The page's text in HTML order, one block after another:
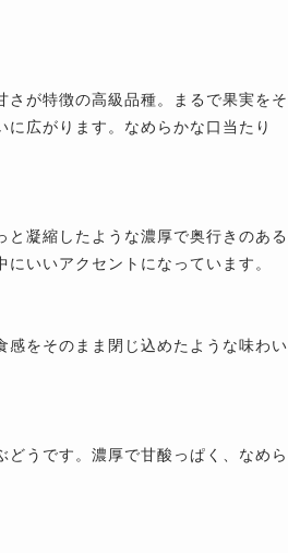
が特徴の高級品種。まるで果実をそ
広がります。なめらかな口当たり
凝縮したような濃厚で奥行きのある
いいアクセントになっています。
をそのまま閉じ込めたような味わい
うです。濃厚で甘酸っぱく、なめら